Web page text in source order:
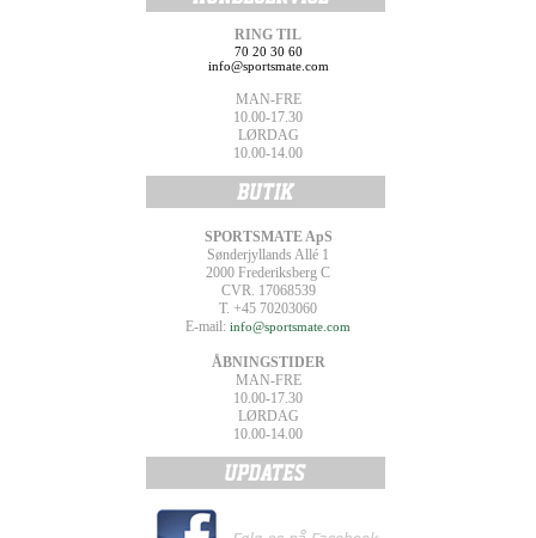
RING TIL
70 20 30 60
info@sportsmate.com
MAN-FRE
10.00-17.30
LØRDAG
10.00-14.00
SPORTSMATE ApS
Sønderjyllands Allé 1
2000 Frederiksberg C
CVR. 17068539
T. +45 70203060
E-mail: info@sportsmate.com
ÅBNINGSTIDER
MAN-FRE
10.00-17.30
LØRDAG
10.00-14.00